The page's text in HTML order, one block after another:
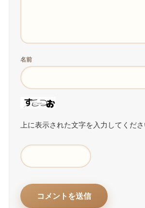
名前
上に表示された文字を入力してくださ